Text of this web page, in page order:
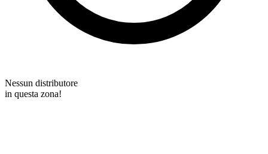
Nessun distributore
in questa zona!